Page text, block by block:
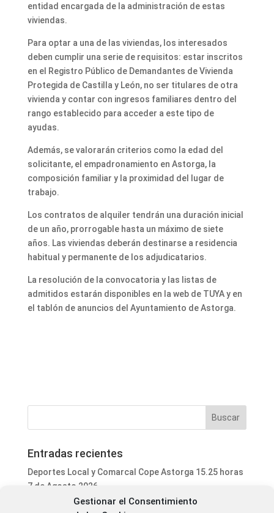
Gestionar el Consentimiento
entidad encargada de la administración de estas
viviendas.
Para optar a una de las viviendas, los interesados
deben cumplir una serie de requisitos: estar inscritos
en el Registro Público de Demandantes de Vivienda
Protegida de Castilla y León, no ser titulares de otra
vivienda y contar con ingresos familiares dentro del
rango establecido para acceder a este tipo de
ayudas.
Además, se valorarán criterios como la edad del
solicitante, el empadronamiento en Astorga, la
composición familiar y la proximidad del lugar de
trabajo.
Los contratos de alquiler tendrán una duración inicial
de un año, prorrogable hasta un máximo de siete
años. Las viviendas deberán destinarse a residencia
habitual y permanente de los adjudicatarios.
La resolución de la convocatoria y las listas de
admitidos estarán disponibles en la web de TUYA y en
el tablón de anuncios del Ayuntamiento de Astorga.
Entradas recientes
Deportes Local y Comarcal Cope Astorga 15.25 horas
7 de Agosto 2026
Informativo Mediodía Cope Astorga 14.20 horas 7 de